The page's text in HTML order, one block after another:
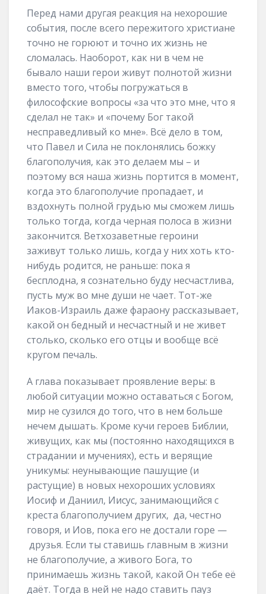
Перед нами другая реакция на нехорошие
события, после всего пережитого христиане
точно не горюют и точно их жизнь не
сломалась. Наоборот, как ни в чем не
бывало наши герои живут полнотой жизни
вместо того, чтобы погружаться в
философские вопросы «за что это мне, что я
сделал не так» и «почему Бог такой
несправедливый ко мне». Всё дело в том,
что Павел и Сила не поклонялись божку
благополучия, как это делаем мы – и
поэтому вся наша жизнь портится в момент,
когда это благополучие пропадает, и
вздохнуть полной грудью мы сможем лишь
только тогда, когда черная полоса в жизни
закончится. Ветхозаветные героини
заживут только лишь, когда у них хоть кто-
нибудь родится, не раньше: пока я
бесплодна, я сознательно буду несчастлива,
пусть муж во мне души не чает. Тот-же
Иаков-Израиль даже фараону рассказывает,
какой он бедный и несчастный и не живет
столько, сколько его отцы и вообще всё
кругом печаль.
А глава показывает проявление веры: в
любой ситуации можно оставаться с Богом,
мир не сузился до того, что в нем больше
нечем дышать. Кроме кучи героев Библии,
живущих, как мы (постоянно находящихся в
страдании и мучениях), есть и верящие
уникумы: неунывающие пашущие (и
растущие) в новых нехороших условиях
Иосиф и Даниил, Иисус, занимающийся с
креста благополучием других, да, честно
говоря, и Иов, пока его не достали горе —
друзья. Если ты ставишь главным в жизни
не благополучие, а живого Бога, то
принимаешь жизнь такой, какой Он тебе её
даёт. Тогда в ней не надо ставить пауз